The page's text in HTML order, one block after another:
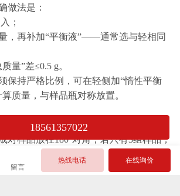
做法是：
；
再补加“平衡液”——通常选与轻相同
”差≤0.5 g。
持严格比例，可在轻侧加“惰性平衡
质量，与样品瓶对称放置。
转盘多为4、6、8位，旋转中心是支
对样品放在180°对角；若只有3组样品，
记忆口诀：“1-5、2-6、3-7、4-8，先对
18561357022
留言
热线电话 在线询价